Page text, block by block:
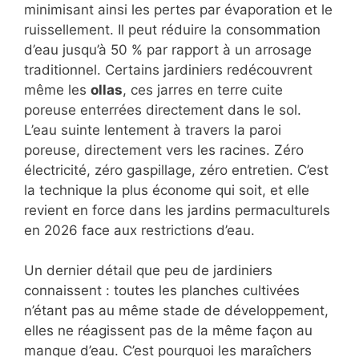
minimisant ainsi les pertes par évaporation et le
ruissellement. Il peut réduire la consommation
d’eau jusqu’à 50 % par rapport à un arrosage
traditionnel. Certains jardiniers redécouvrent
même les ollas, ces jarres en terre cuite
poreuse enterrées directement dans le sol.
L’eau suinte lentement à travers la paroi
poreuse, directement vers les racines. Zéro
électricité, zéro gaspillage, zéro entretien. C’est
la technique la plus économe qui soit, et elle
revient en force dans les jardins permaculturels
en 2026 face aux restrictions d’eau.
Un dernier détail que peu de jardiniers
connaissent : toutes les planches cultivées
n’étant pas au même stade de développement,
elles ne réagissent pas de la même façon au
manque d’eau. C’est pourquoi les maraîchers